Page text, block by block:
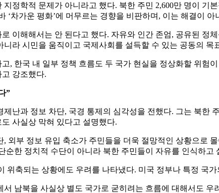
정학적 문제가 아니라고 했다. 북한 주민 2,600만 명이
‘차가운 평화’에 머무르는 경향을 비판하며, 이는 해결이
이해해서는 안 된다고 했다. 자유와 인간 존엄, 공유된 정
니라 시민을 움직이고 국제사회를 설득할 수 있는 공동의 목
, 한국 내 일부 정책 흐름도 두 국가 현실을 정상화할 위
강조했다.
”
제난과 정보 차단, 국경 통제의 심각성을 전했다. 그는 북
사실상 막혀 있다고 설명했다.
외부 정보 유입 축소가 주민들을 더욱 절망적인 상황으로
순한 정치적 수단이 아니라 북한 주민들이 자유를 인식하고
위축되는 상황에도 우려를 나타냈다. 미국 정부나 특정 국
남북을 사실상 별도 국가로 굳히려는 흐름에 대해서도